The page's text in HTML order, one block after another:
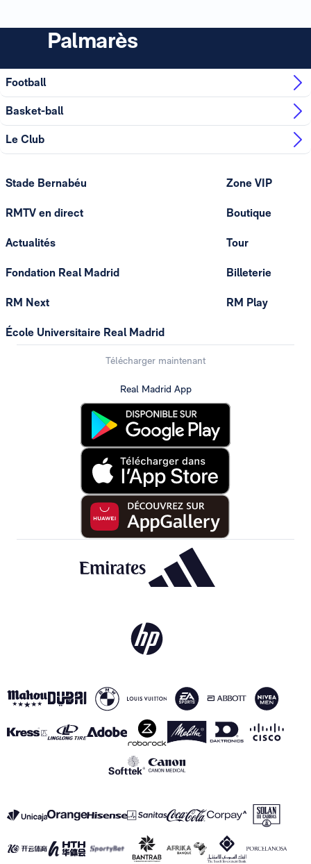
Palmarès
Football
Basket-ball
Le Club
Stade Bernabéu
RMTV en direct
Actualités
Fondation Real Madrid
RM Next
École Universitaire Real Madrid
Zone VIP
Boutique
Tour
Billeterie
RM Play
Télécharger maintenant
Real Madrid App